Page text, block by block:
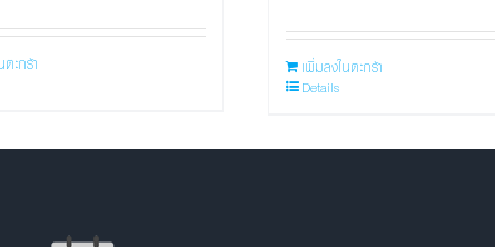
ตะกร้า
เพิ่มลงในตะกร้า
Details